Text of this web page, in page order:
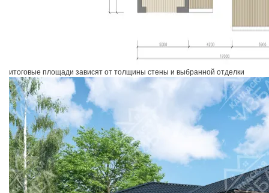
итоговые площади зависят от толщины стены и выбранной отделки